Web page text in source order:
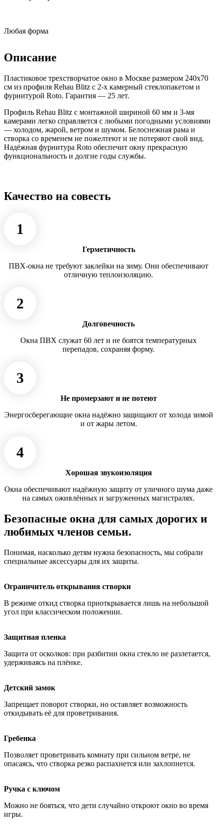
Любая форма
Описание
Пластиковое трехстворчатое окно в Москве размером 240x70
см из профиля Rehau Blitz с 2-х камерный стеклопакетом и
фурнитурой Roto. Гарантия — 25 лет.
Профиль Rehau Blitz с монтажной шириной 60 мм и 3-мя
камерами легко справляется с любыми погодными условиями
— холодом, жарой, ветром и шумом. Белоснежная рама и
створка со временем не пожелтеют и не потеряют свой вид.
Надёжная фурнитура Roto обеспечит окну прекрасную
функциональность и долгие годы службы.
Качество на совесть
1
Герметичность
ПВХ-окна не требуют заклейки на зиму. Они обеспечивают
отличную теплоизоляцию.
2
Долговечность
Окна ПВХ служат 60 лет и не боятся температурных
перепадов, сохраняя форму.
3
Не промерзают и не потеют
Энергосберегающие окна надёжно защищают от холода зимой
и от жары летом.
4
Хорошая звукоизоляция
Окна обеспечивают надёжную защиту от уличного шума даже
на самых оживлённых и загруженных магистралях.
Безопасные окна для самых дорогих и
любимых членов семьи.
Понимая, насколько детям нужна безопасность, мы собрали
специальные аксессуары для их защиты.
Ограничитель открывания створки
В режиме откид створка приоткрывается лишь на небольшой
угол при классическом положении.
Защитная пленка
Защита от осколков: при разбитии окна стекло не разлетается,
удерживаясь на плёнке.
Детский замок
Запрещает поворот створки, но оставляет возможность
откидывать её для проветривания.
Гребенка
Позволяет проветривать комнату при сильном ветре, не
опасаясь, что створка резко распахнется или захлопнется.
Ручка с ключом
Можно не бояться, что дети случайно откроют окно во время
игры.